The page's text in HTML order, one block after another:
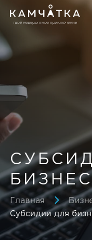
Главная
Субсидии для